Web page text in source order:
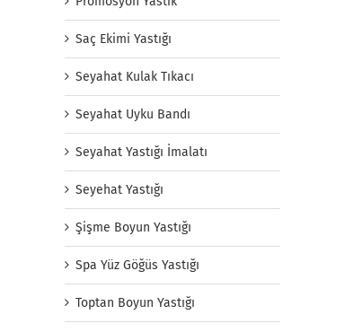
Saç Ekimi Yastığı
Seyahat Kulak Tıkacı
Seyahat Uyku Bandı
Seyahat Yastığı İmalatı
Seyehat Yastığı
Şişme Boyun Yastığı
Spa Yüz Göğüs Yastığı
Toptan Boyun Yastığı